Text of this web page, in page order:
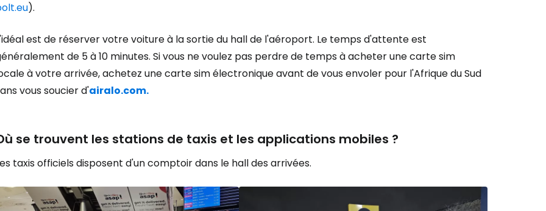
).
est de réserver votre voiture à la sortie du hall de l'aéroport. Le temps d'attente est
de 5 à 10 minutes. Si vous ne voulez pas perdre de temps à acheter une carte sim
à votre arrivée, achetez une carte sim électronique avant de vous envoler pour l'Afrique du Sud
vous soucier d'airalo.com.
se trouvent les stations de taxis et les applications mobiles ?
taxis officiels disposent d'un comptoir dans le hall des arrivées.